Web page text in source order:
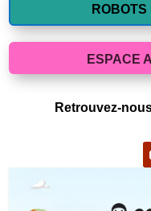
ESPACE
Retrouvez-